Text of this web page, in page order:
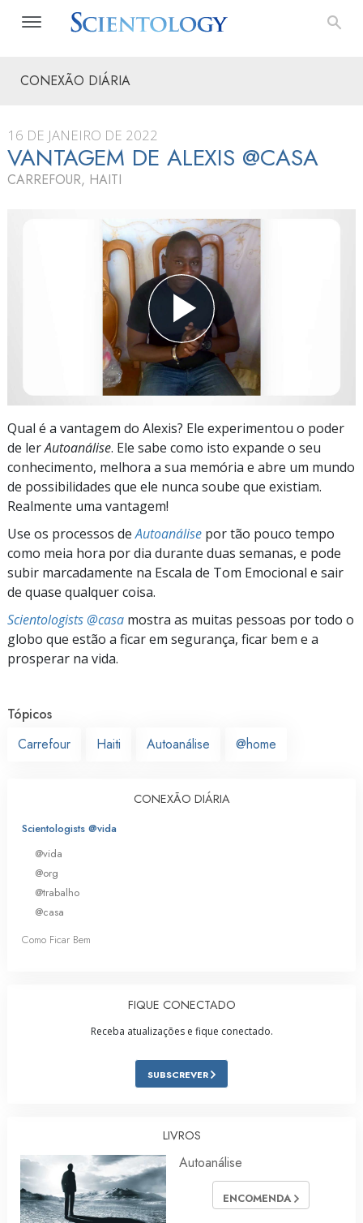
CONEXÃO DIÁRIA
16 DE JANEIRO DE 2022
VANTAGEM DE ALEXIS @CASA
CARREFOUR, HAITI
Qual é a vantagem do Alexis? Ele experimentou o poder
de lerAutoanálise. Ele sabe como isto expande o seu
conhecimento, melhora a sua memória e abre um mundo
de possibilidades que ele nunca soube que existiam.
Realmente uma vantagem!
Use os processos deAutoanálise por tão pouco tempo
como meia hora por dia durante duas semanas, e pode
subir marcadamente na Escala de Tom Emocional e sair
de quase qualquer coisa.
Scientologists @casa mostra as muitas pessoas por todo o
globo que estão a ficar em segurança, ficar bem e a
prosperar na vida.
Tópicos
Carrefour
Haiti Autoanálise @home
CONEXÃO DIÁRIA
Scientologists @vida
@vida
@org
@trabalho
@casa
Como Ficar Bem
FIQUE CONECTADO
Receba atualizações e fique conectado.
SUBSCREVER
LIVROS
Autoanálise
ENCOMENDA